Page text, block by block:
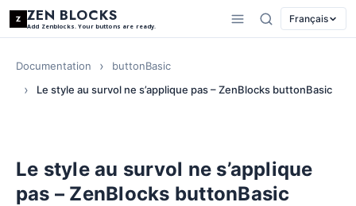
ZEN BLOCKS
Add Zenblocks. Your buttons are ready.
Français
Documentation
buttonBasic
Le style au survol ne s’applique pas – ZenBlocks buttonBasic
Le style au survol ne s’applique
pas – ZenBlocks buttonBasic